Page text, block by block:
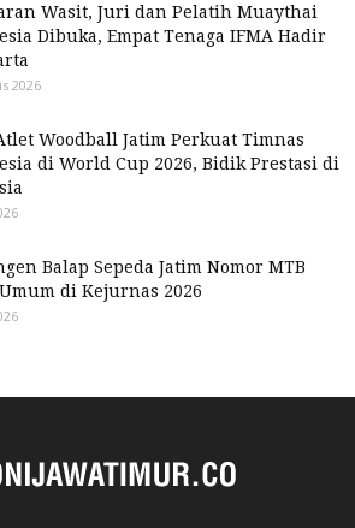
Wasit, Juri dan Pelatih Muaythai
Dibuka, Empat Tenaga IFMA Hadir
2026
Woodball Jatim Perkuat Timnas
di World Cup 2026, Bidik Prestasi di
Balap Sepeda Jatim Nomor MTB
di Kejurnas 2026